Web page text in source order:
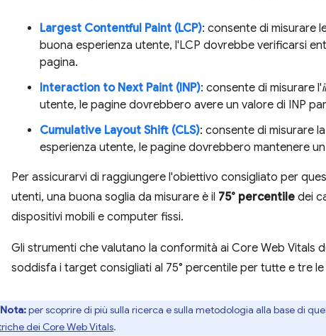
Largest Contentful Paint (LCP): consente di misurare
buona esperienza utente, l'LCP dovrebbe verificarsi
pagina.
Interaction to Next Paint (INP): consente di misurare l'
utente, le pagine dovrebbero avere un valore di INP
Cumulative Layout Shift (CLS): consente di misurare la
esperienza utente, le pagine dovrebbero mantenere
Per assicurarvi di raggiungere l'obiettivo consigliato per
utenti, una buona soglia da misurare è il 75° percentile dei
dispositivi mobili e computer fissi.
Gli strumenti che valutano la conformità ai Core Web Vitals
soddisfa i target consigliati al 75° percentile per tutte e tre
Nota:per scoprire di più sulla ricerca e sulla metodologia alla base di
dei Core Web Vitals.